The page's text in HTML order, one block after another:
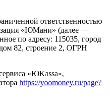
ответственностью
«ЮМани» (далее —
по адресу: 115035, город
82, строение 2, ОГРН
«ЮKassa»,
https://yoomoney.ru/page?